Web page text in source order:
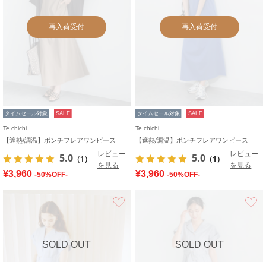
再入荷受付
タイムセール対象 SALE
Te chichi
【遮熱/調温】ポンチフレアワンピース
5.0 （1）
レビュー
を見る
¥3,960 -50%OFF-
再入荷受付
タイムセール対象 SALE
Te chichi
【遮熱/調温】ポンチフレアワンピース
5.0 （1）
レビュー
を見る
¥3,960 -50%OFF-
SOLD OUT SOLD OUT